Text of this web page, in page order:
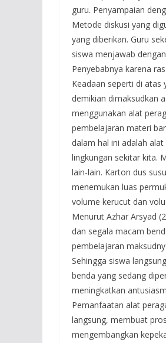
guru. Penyampaian
Metode diskusi yang
yang diberikan. Guru
siswa menjawab
Penyebabnya karena
Keadaan seperti di
demikian dimaksudkan
menggunakan alat
pembelajaran materi
dalam hal ini adalah
lingkungan sekitar kita.
lain-lain. Karton dus
menemukan luas
volume kerucut dan
Menurut Azhar Arsyad
dan segala macam
pembelajaran
Sehingga siswa
benda yang sedang
meningkatkan
Pemanfaatan alat
langsung, membuat
mengembangkan